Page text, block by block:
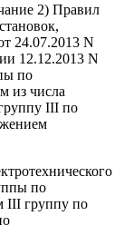
2) Правил
24.07.2013 N
12.12.2013 N
по
из числа
III по
по
III группу по